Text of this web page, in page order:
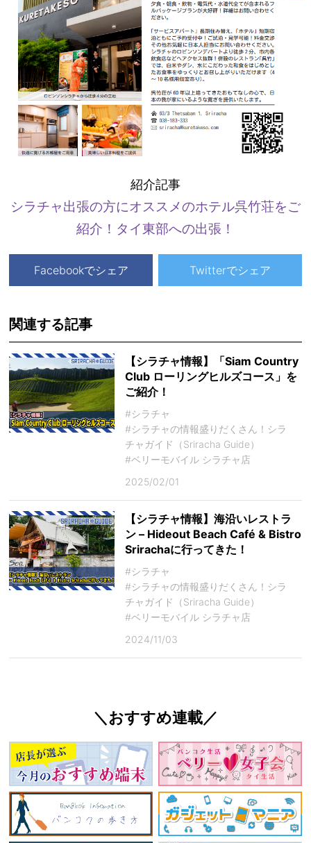
紹介記事
シラチャ出張の方にオススメのホテル呉竹荘をご
紹介！タイ東部への出張！
Facebookでシェア Twitterでシェア
関連する記事
【シラチャ情報】「Siam Country
Club ローリングヒルズコース」を
ご紹介！
#シラチャ
#シラチャの情報盛りだくさん！シラ
チャガイド（Sriracha Guide）
#ベリーモバイル シラチャ店
2025/02/01
【シラチャ情報】海沿いレストラ
ン – Hideout Beach Café & Bistro
Srirachaに行ってきた！
#シラチャ
#シラチャの情報盛りだくさん！シラ
チャガイド（Sriracha Guide）
#ベリーモバイル シラチャ店
2024/11/03
＼おすすめ連載／